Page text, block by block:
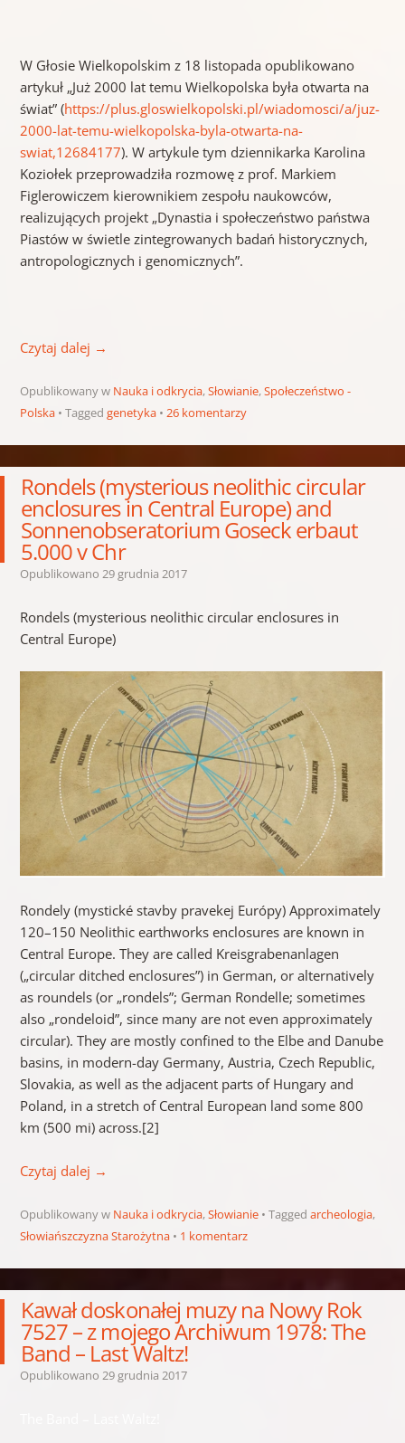
W Głosie Wielkopolskim z 18 listopada opublikowano
artykuł „Już 2000 lat temu Wielkopolska była otwarta na
świat” (https://plus.gloswielkopolski.pl/wiadomosci/a/juz-
2000-lat-temu-wielkopolska-byla-otwarta-na-
swiat,12684177). W artykule tym dziennikarka Karolina
Koziołek przeprowadziła rozmowę z prof. Markiem
Figlerowiczem kierownikiem zespołu naukowców,
realizujących projekt „Dynastia i społeczeństwo państwa
Piastów w świetle zintegrowanych badań historycznych,
antropologicznych i genomicznych”.
Czytaj dalej →
Opublikowany w Nauka i odkrycia,Słowianie,Społeczeństwo -
Polska
Tagged genetyka 26 komentarzy
Rondels (mysterious neolithic circular
enclosures in Central Europe) and
Sonnenobseratorium Goseck erbaut
5.000 v Chr
Opublikowano 29 grudnia 2017
Rondels (mysterious neolithic circular enclosures in
Central Europe)
Rondely (mystické stavby pravekej Európy) Approximately
120–150 Neolithic earthworks enclosures are known in
Central Europe. They are called Kreisgrabenanlagen
(„circular ditched enclosures”) in German, or alternatively
as roundels (or „rondels”; German Rondelle; sometimes
also „rondeloid”, since many are not even approximately
circular). They are mostly confined to the Elbe and Danube
basins, in modern-day Germany, Austria, Czech Republic,
Slovakia, as well as the adjacent parts of Hungary and
Poland, in a stretch of Central European land some 800
km (500 mi) across.[2]
Czytaj dalej →
Opublikowany w Nauka i odkrycia,Słowianie Tagged archeologia,
Słowiańszczyzna Starożytna
1 komentarz
Kawał doskonałej muzy na Nowy Rok
7527 – z mojego Archiwum 1978: The
Band – Last Waltz!
Opublikowano 29 grudnia 2017